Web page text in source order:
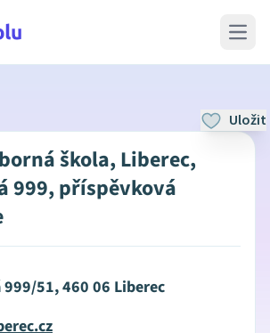
Open
Uložit
škola, Liberec,
999, příspěvková
51, 460 06 Liberec